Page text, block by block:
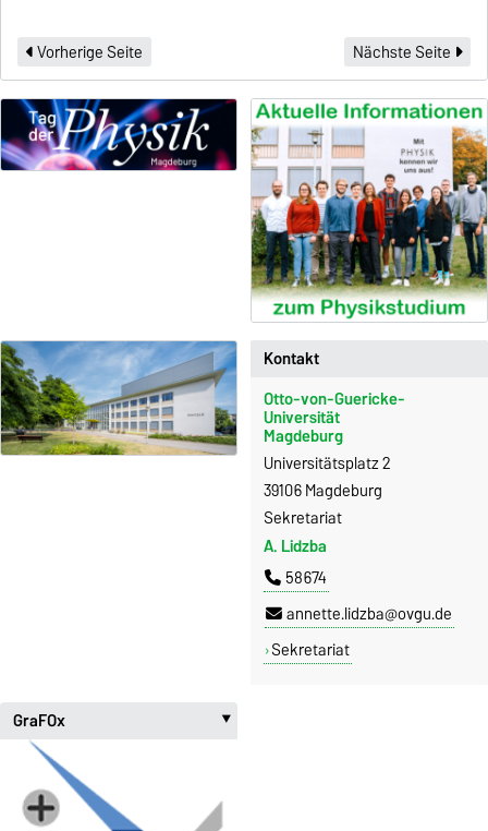
Vorherige Seite Nächste Seite
Kontakt
Otto-von-Guericke-
Universität
Magdeburg
Universitätsplatz 2
39106 Magdeburg
Sekretariat
A. Lidzba
58674
annette.lidzba@ovgu.de
Sekretariat
GraFOx ‣